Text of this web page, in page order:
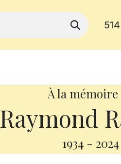
À la mémoire
Raymond
1934 - 2024